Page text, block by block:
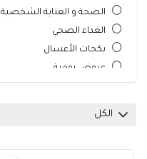
الصحة و العناية الشخصية
الغذاء الصحي
بكجات الأعسال
عروض يومية
الكل